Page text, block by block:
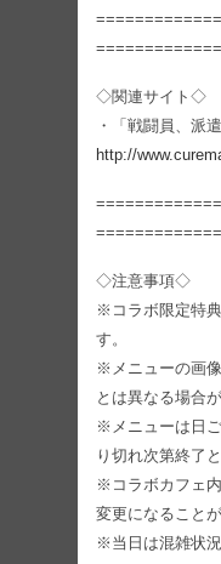
◇関連サイト◇
・「戦闘員、派
http://
◇注意事項◇
※コラボ限定特
す。
※メニューの画
とは異なる場合
※メニューは日
り切れ次第終了
※コラボカフェ
変更になることが
※当日は混雑状